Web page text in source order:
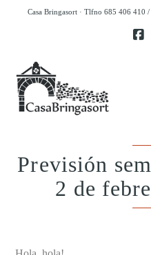
Casa Bringasort · Tlfno 685 406 410
Previsión
2 de